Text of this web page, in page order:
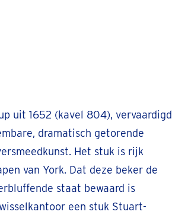
uit 1652 (kavel 804), vervaardigd
dramatisch getorende
Het stuk is rijk
van York. Dat deze beker de
staat bewaard is
een stuk Stuart-